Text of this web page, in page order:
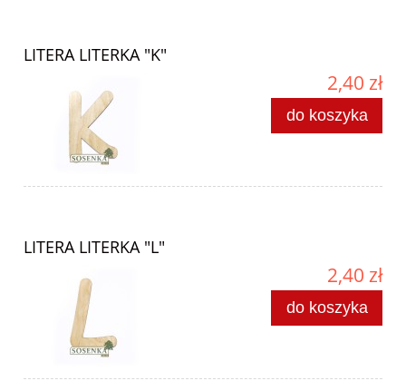
LITERA LITERKA "K"
2,40 zł
do koszyka
LITERA LITERKA "L"
2,40 zł
do koszyka